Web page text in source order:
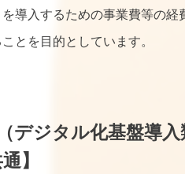
導入するための事業費等の経
とを目的としています。
デジタル化基盤導入
】